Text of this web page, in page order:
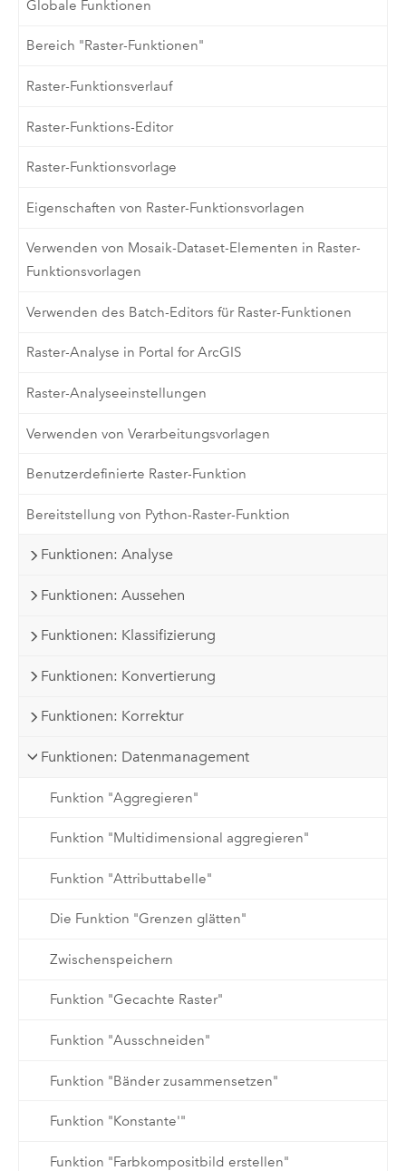
Globale Funktionen
Bereich "Raster-Funktionen"
Raster-Funktionsverlauf
Raster-Funktions-Editor
Raster-Funktionsvorlage
Eigenschaften von Raster-Funktionsvorlagen
Verwenden von Mosaik-Dataset-Elementen in Raster-
Funktionsvorlagen
Verwenden des Batch-Editors für Raster-Funktionen
Raster-Analyse in Portal for ArcGIS
Raster-Analyseeinstellungen
Verwenden von Verarbeitungsvorlagen
Benutzerdefinierte Raster-Funktion
Bereitstellung von Python-Raster-Funktion
Funktionen: Analyse
Funktionen: Aussehen
Funktionen: Klassifizierung
Funktionen: Konvertierung
Funktionen: Korrektur
Funktionen: Datenmanagement
Funktion "Aggregieren"
Funktion "Multidimensional aggregieren"
Funktion "Attributtabelle"
Die Funktion "Grenzen glätten"
Zwischenspeichern
Funktion "Gecachte Raster"
Funktion "Ausschneiden"
Funktion "Bänder zusammensetzen"
Funktion "Konstante'"
Funktion "Farbkompositbild erstellen"